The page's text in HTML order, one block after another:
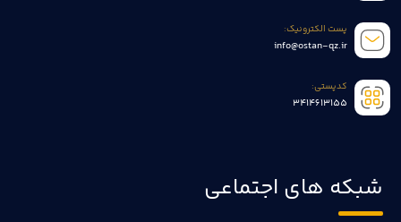
پست الکترونیک:
info@ostan-qz.ir
کدپستی:
3414613155
شبکه های اجتماعی